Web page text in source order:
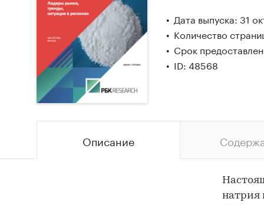
Дата выпуска: 31
Количество
Срок
ID: 48568
Описание
натрия